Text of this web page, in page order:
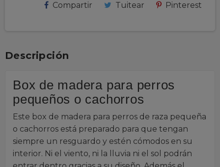
Compartir Tuitear Pinterest
Descripción
Box de madera para perros
pequeños o cachorros
Este box de madera para perros de raza pequeña
o cachorros está preparado para que tengan
siempre un resguardo y estén cómodos en su
interior. Ni el viento, ni la lluvia ni el sol podrán